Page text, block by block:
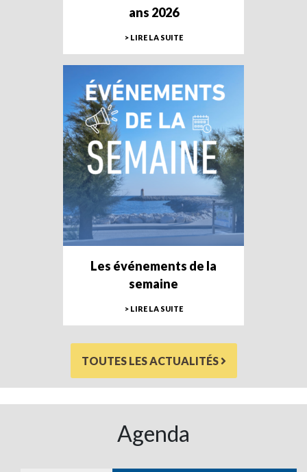
ans 2026
> LIRE LA SUITE
Les événements de la
semaine
> LIRE LA SUITE
TOUTES LES ACTUALITÉS
Agenda